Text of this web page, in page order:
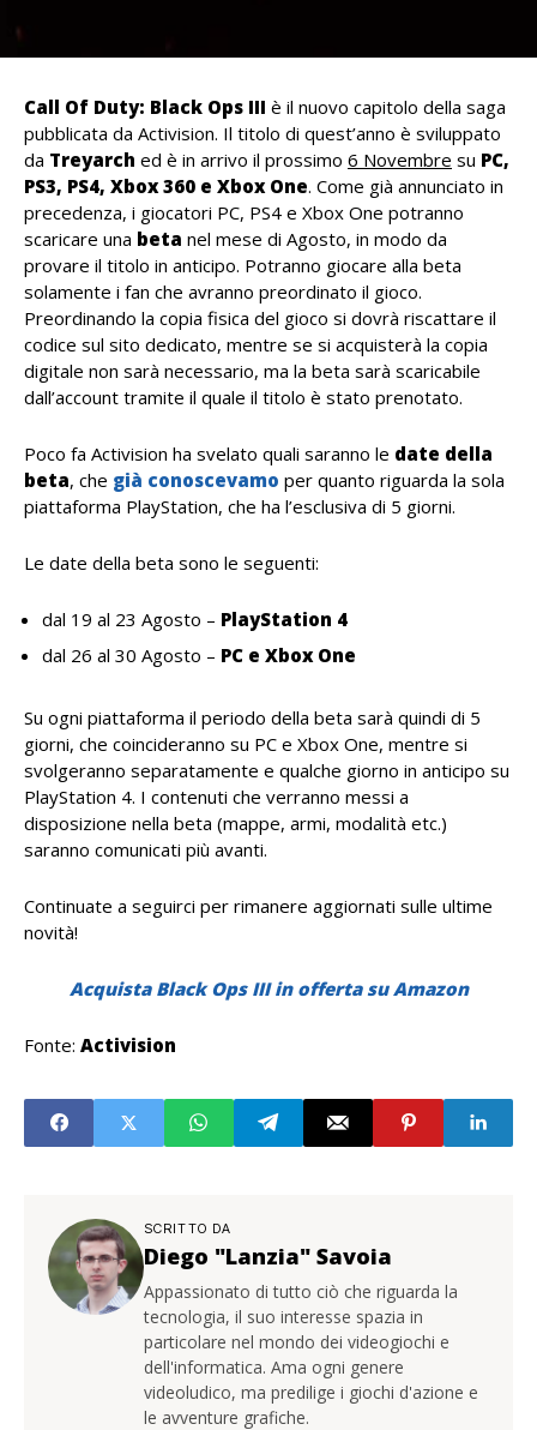
Call Of Duty: Black Ops III è il nuovo capitolo della saga
pubblicata da Activision. Il titolo di quest’anno è sviluppato
da Treyarch ed è in arrivo il prossimo 6 Novembre su PC,
PS3, PS4, Xbox 360 e Xbox One. Come già annunciato in
precedenza, i giocatori PC, PS4 e Xbox One potranno
scaricare una beta nel mese di Agosto, in modo da
provare il titolo in anticipo. Potranno giocare alla beta
solamente i fan che avranno preordinato il gioco.
Preordinando la copia fisica del gioco si dovrà riscattare il
codice sul sito dedicato, mentre se si acquisterà la copia
digitale non sarà necessario, ma la beta sarà scaricabile
dall’account tramite il quale il titolo è stato prenotato.
Poco fa Activision ha svelato quali saranno le date della
beta, che già conoscevamo per quanto riguarda la sola
piattaforma PlayStation, che ha l’esclusiva di 5 giorni.
Le date della beta sono le seguenti:
dal 19 al 23 Agosto – PlayStation 4
dal 26 al 30 Agosto – PC e Xbox One
Su ogni piattaforma il periodo della beta sarà quindi di 5
giorni, che coincideranno su PC e Xbox One, mentre si
svolgeranno separatamente e qualche giorno in anticipo su
PlayStation 4. I contenuti che verranno messi a
disposizione nella beta (mappe, armi, modalità etc.)
saranno comunicati più avanti.
Continuate a seguirci per rimanere aggiornati sulle ultime
novità!
Acquista Black Ops III in offerta su Amazon
Fonte: Activision
SCRITTO DA
Diego "Lanzia" Savoia
Appassionato di tutto ciò che riguarda la
tecnologia, il suo interesse spazia in
particolare nel mondo dei videogiochi e
dell'informatica. Ama ogni genere
videoludico, ma predilige i giochi d'azione e
le avventure grafiche.